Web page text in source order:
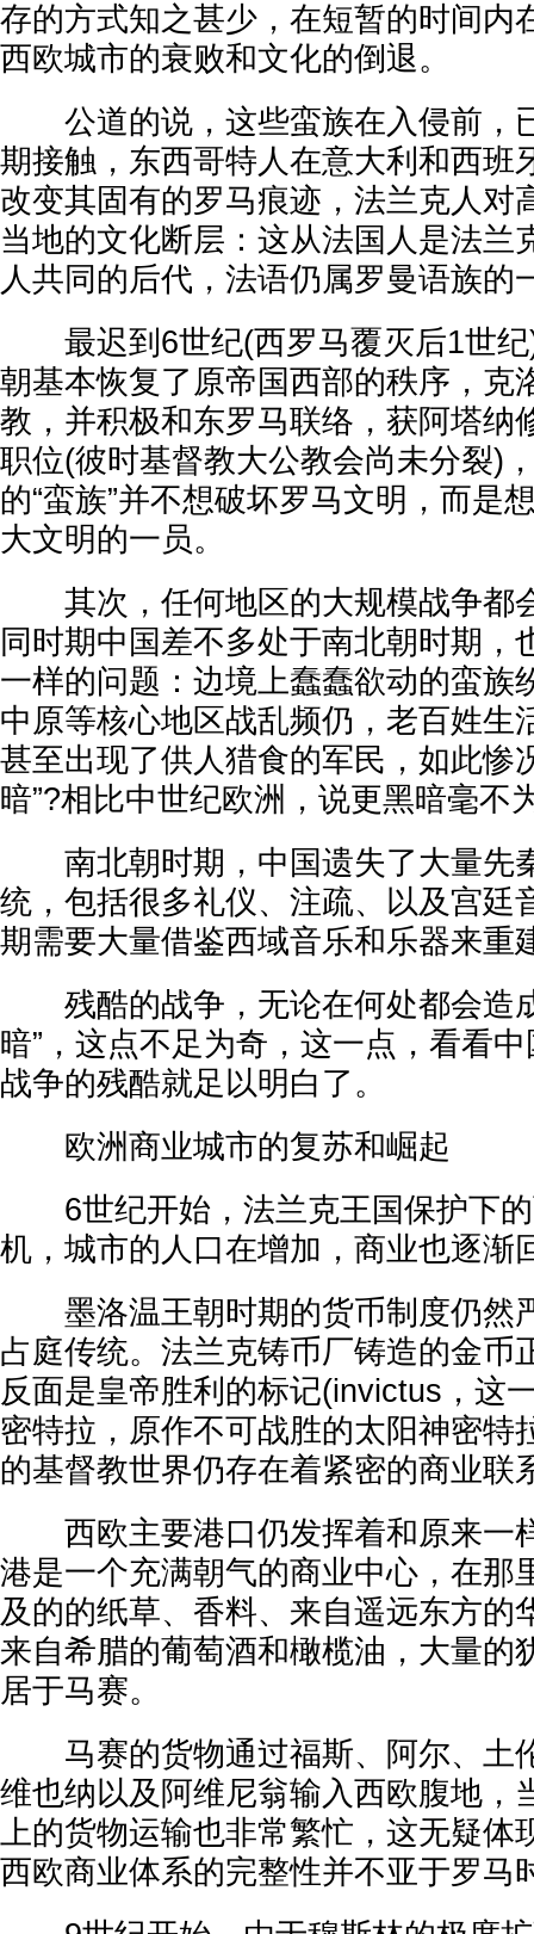
存的方式知之甚少，在短暂的时间内
西欧城市的衰败和文化的倒退。
公道的说，这些蛮族在入侵前，
期接触，东西哥特人在意大利和西班
改变其固有的罗马痕迹，法兰克人对
当地的文化断层：这从法国人是法兰
人共同的后代，法语仍属罗曼语族的
最迟到6世纪(西罗马覆灭后1世纪
朝基本恢复了原帝国西部的秩序，克
教，并积极和东罗马联络，获阿塔纳
职位(彼时基督教大公教会尚未分裂)
的“蛮族”并不想破坏罗马文明，而是
大文明的一员。
其次，任何地区的大规模战争都
同时期中国差不多处于南北朝时期，
一样的问题：边境上蠢蠢欲动的蛮族
中原等核心地区战乱频仍，老百姓生
甚至出现了供人猎食的军民，如此惨
暗”?相比中世纪欧洲，说更黑暗毫不
南北朝时期，中国遗失了大量先
统，包括很多礼仪、注疏、以及宫廷
期需要大量借鉴西域音乐和乐器来重
残酷的战争，无论在何处都会造
暗”，这点不足为奇，这一点，看看
战争的残酷就足以明白了。
欧洲商业城市的复苏和崛起
6世纪开始，法兰克王国保护下的
机，城市的人口在增加，商业也逐渐
墨洛温王朝时期的货币制度仍然
占庭传统。法兰克铸币厂铸造的金币
反面是皇帝胜利的标记(invictus，这
密特拉，原作不可战胜的太阳神密特
的基督教世界仍存在着紧密的商业联
西欧主要港口仍发挥着和原来一
港是一个充满朝气的商业中心，在那
及的的纸草、香料、来自遥远东方的
来自希腊的葡萄酒和橄榄油，大量的
居于马赛。
马赛的货物通过福斯、阿尔、土
维也纳以及阿维尼翁输入西欧腹地，
上的货物运输也非常繁忙，这无疑体
西欧商业体系的完整性并不亚于罗马